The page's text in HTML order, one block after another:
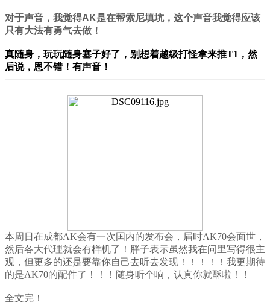
对于声音，我觉得AK是在帮索尼填坑，这个声音我觉得应该
只有大法有勇气去做！
真随身，玩玩随身塞子好了，别想着越级打怪拿来推T1，然
后说，恩不错！有声音！
本周日在成都AK会有一次国内的发布会，届时AK70会面世，
然后各大代理就会有样机了！胖子表示虽然我在问里写得很主
观，但更多的还是要靠你自己去听去发现！！！！！我更期待
的是AK70的配件了！！！随身听个响，认真你就酥啦！！
全文完！